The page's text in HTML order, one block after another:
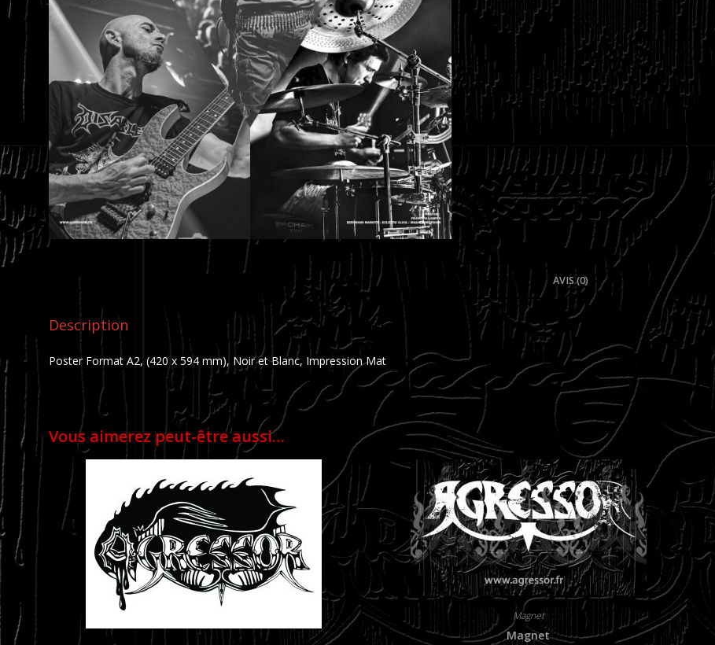
DESCRIPTION AVIS (0)
Description
Poster Format A2, (420 x 594 mm), Noir et Blanc, Impression Mat
Vous aimerez peut-être aussi…
Magnet
Magnet